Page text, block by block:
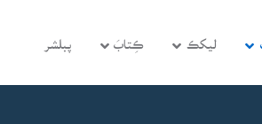
ليکڪ ڪِتابَ پبلشر